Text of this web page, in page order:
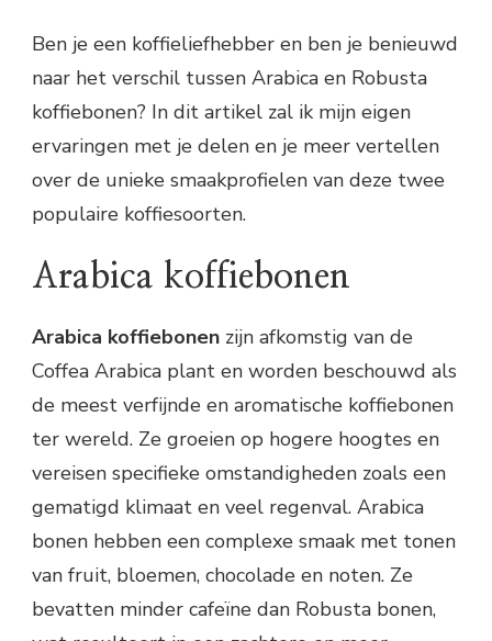
Ben je een koffieliefhebber en ben je benieuwd
naar het verschil tussen Arabica en Robusta
koffiebonen? In dit artikel zal ik mijn eigen
ervaringen met je delen en je meer vertellen
over de unieke smaakprofielen van deze twee
populaire koffiesoorten.
Arabica koffiebonen
Arabica koffiebonen zijn afkomstig van de
Coffea Arabica plant en worden beschouwd als
de meest verfijnde en aromatische koffiebonen
ter wereld. Ze groeien op hogere hoogtes en
vereisen specifieke omstandigheden zoals een
gematigd klimaat en veel regenval. Arabica
bonen hebben een complexe smaak met tonen
van fruit, bloemen, chocolade en noten. Ze
bevatten minder cafeïne dan Robusta bonen,